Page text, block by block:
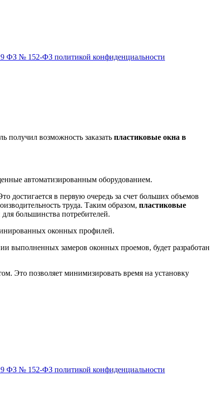
9 ФЗ № 152-ФЗ политикой конфиденциальности
получил возможность заказать пластиковые окна в
автоматизированным оборудованием.
достигается в первую очередь за счет больших объемов
труда. Таким образом, пластиковые
большинства потребителей.
оконных профилей.
выполненных замеров оконных проемов, будет разработан
Это позволяет минимизировать время на установку
9 ФЗ № 152-ФЗ политикой конфиденциальности